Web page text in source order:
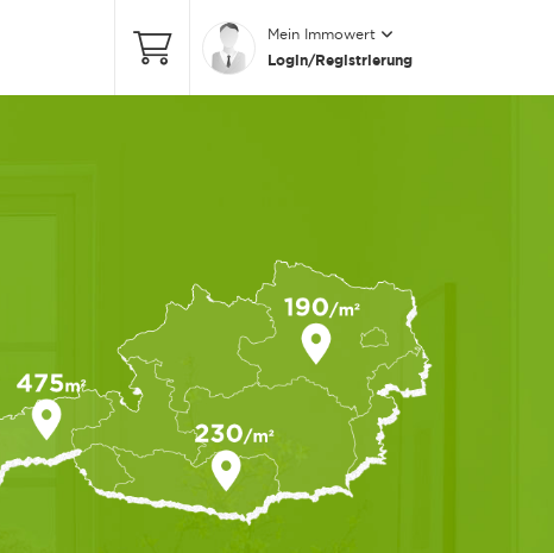
Mein Immowert
Login/Registrierung